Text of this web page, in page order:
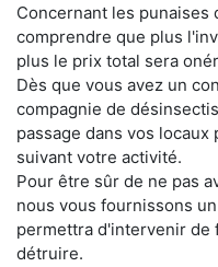
Concernant les
comprendre que plus
plus le prix total sera
Dès que vous avez un
compagnie de
passage dans vos
suivant votre activité.
Pour être sûr de ne pas
nous vous fournissons
permettra d'intervenir de
détruire.